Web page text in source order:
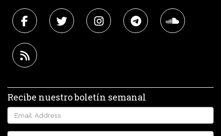
Recibe nuestro boletín semanal